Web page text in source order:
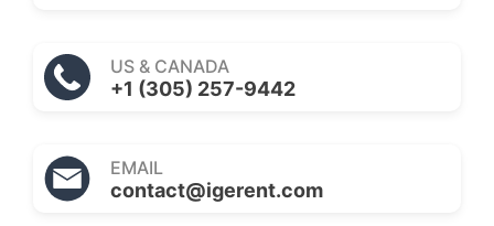
US & CANADA
+1 (305) 257-9442
EMAIL
contact@igerent.com